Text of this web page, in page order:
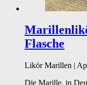
Flasche
Likör Marillen |
Die Marille, in